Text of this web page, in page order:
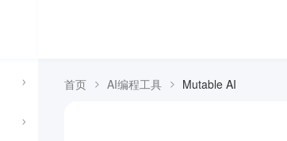
首页 AI编程工具 Mutable AI